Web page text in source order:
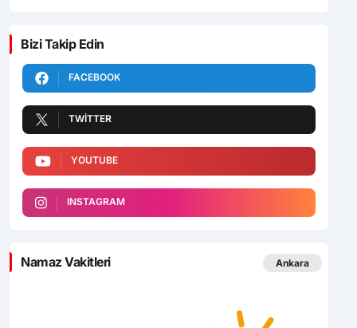
Bizi Takip Edin
FACEBOOK
TWITTER
YOUTUBE
INSTAGRAM
Namaz Vakitleri Ankara